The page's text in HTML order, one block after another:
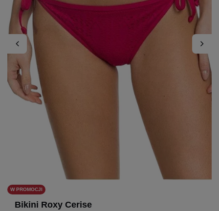
W PROMOCJI
Bikini Roxy Cerise